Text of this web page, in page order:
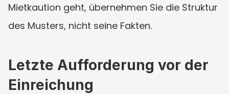
Mietkaution geht, übernehmen Sie die Struktur
des Musters, nicht seine Fakten.
Letzte Aufforderung vor der
Einreichung